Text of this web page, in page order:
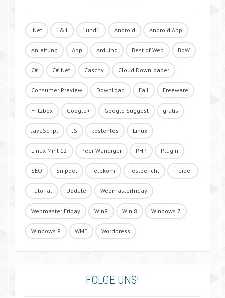
.Net 1&1 1und1 Android Android App
Anleitung App Arduino Best of Web BoW
C# C#.Net Caschy Cloud Downloader
Consumer Preview Download Fail Freeware
Fritzbox Google+ Google Suggest gratis
JavaScript JS kostenlos Linux
Linux Mint 12 Peer Wandiger PHP Plugin
SEO Snippet Telekom Testbericht Treiber
Tutorial Update Webmasterfriday
Webmaster Friday Win8 Win 8 Windows 7
Windows 8 WMF Wordpress
FOLGE UNS!